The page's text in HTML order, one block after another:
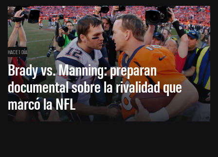
HACE 1 DÍA
Brady vs. Manning: preparan
documental sobre la rivalidad que
marcó la NFL